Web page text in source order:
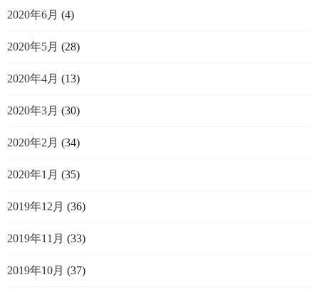
2020年6月 (4)
2020年5月 (28)
2020年4月 (13)
2020年3月 (30)
2020年2月 (34)
2020年1月 (35)
2019年12月 (36)
2019年11月 (33)
2019年10月 (37)